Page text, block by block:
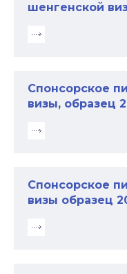
шенгенской
Спонсорское
визы, образец
Спонсорское
визы образец